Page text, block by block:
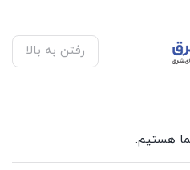
رفتن به بالا